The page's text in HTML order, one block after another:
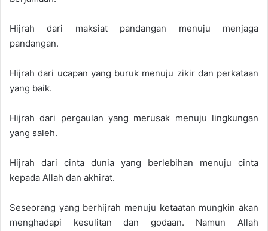
Hijrah dari maksiat pandangan menuju menjaga
pandangan.
Hijrah dari ucapan yang buruk menuju zikir dan perkataan
yang baik.
Hijrah dari pergaulan yang merusak menuju lingkungan
yang saleh.
Hijrah dari cinta dunia yang berlebihan menuju cinta
kepada Allah dan akhirat.
Seseorang yang berhijrah menuju ketaatan mungkin akan
menghadapi kesulitan dan godaan. Namun Allah